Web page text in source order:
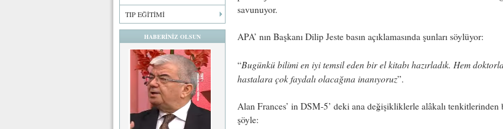
TIP EĞİTİMİ
HABERİNİZ OLSUN
savunuyor.
APA’ nın Başkanı Dilip Jeste basın açıklamasında şunları söylüyor:
“Bugünkü bilimi en iyi temsil eden bir el kitabı hazırladık. Hem
hastalara çok faydalı olacağına inanıyoruz”.
Alan Frances’ in DSM-5’ deki ana değişikliklerle alâkalı tenkitlerinden
şöyle: